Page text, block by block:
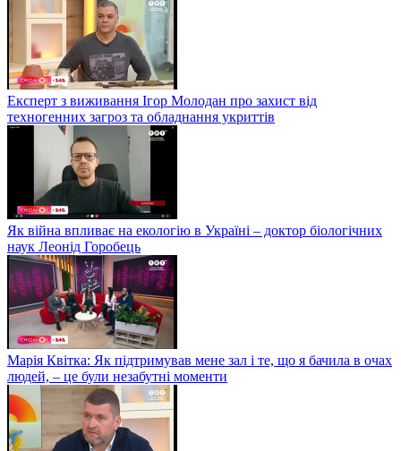
Експерт з виживання Ігор Молодан про захист від
техногенних загроз та обладнання укриттів
Як війна впливає на екологію в Україні – доктор біологічних
наук Леонід Горобець
Марія Квітка: Як підтримував мене зал і те, що я бачила в очах
людей, – це були незабутні моменти